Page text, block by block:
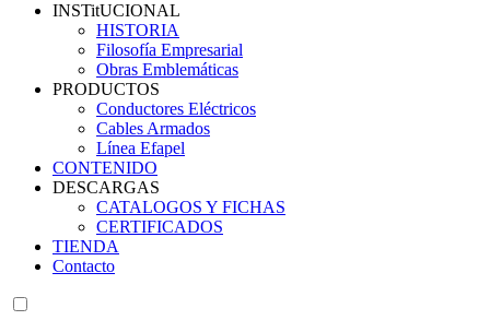
INSTitUCIONAL
HISTORIA
Filosofía Empresarial
Obras Emblemáticas
PRODUCTOS
Conductores Eléctricos
Cables Armados
Línea Efapel
CONTENIDO
DESCARGAS
CATALOGOS Y FICHAS
CERTIFICADOS
TIENDA
Contacto